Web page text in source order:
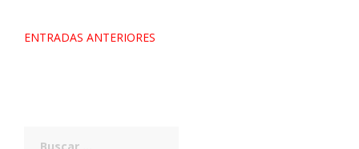
Navegación
ENTRADAS ANTERIORES